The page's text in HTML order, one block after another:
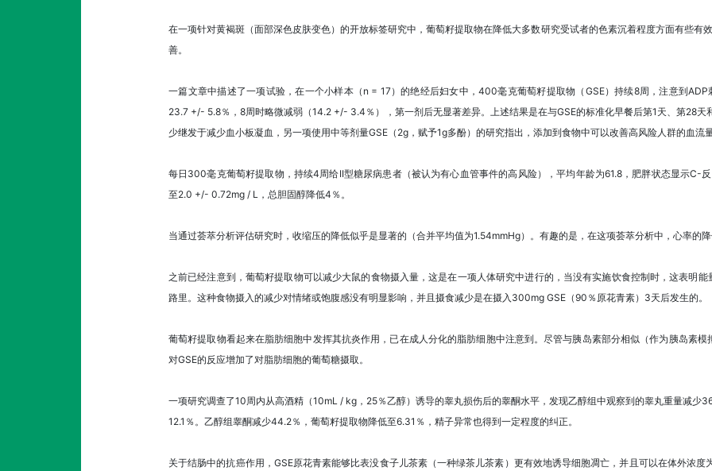
在一项针对黄褐斑（面部深色皮肤变色）的开放标签研究中，葡萄籽提取物在降低大多数研究受试者的色素沉着程度方面有些有
善。
一篇文章中描述了一项试验，在一个小样本（n = 17）的绝经后妇女中，400毫克葡萄籽提取物（GSE）持续8周，注意到
23.7 +/- 5.8％，8周时略微减弱（14.2 +/- 3.4％），第一剂后无显著差异。上述结果是在与GSE的标准化早餐后第1天、第28天
少继发于减少血小板凝血，另一项使用中等剂量GSE（2g，赋予1g多酚）的研究指出，添加到食物中可以改善高风险人群的血流量
每日300毫克葡萄籽提取物，持续4周给II型糖尿病患者（被认为有心血管事件的高风险），平均年龄为61.8，肥胖状态显示C-
至2.0 +/- 0.72mg / L，总胆固醇降低4％。
当通过荟萃分析评估研究时，收缩压的降低似乎是显著的（合并平均值为1.54mmHg）。有趣的是，在这项荟萃分析中，心率的降
之前已经注意到，葡萄籽提取物可以减少大鼠的食物摄入量，这是在一项人体研究中进行的，当没有实施饮食控制时，这表明
路里。这种食物摄入的减少对情绪或饱腹感没有明显影响，并且摄食减少是在摄入300mg GSE（90％原花青素）3天后发生的。
葡萄籽提取物看起来在脂肪细胞中发挥其抗炎作用，已在成人分化的脂肪细胞中注意到。尽管与胰岛素部分相似（作为胰岛素
对GSE的反应增加了对脂肪细胞的葡萄糖摄取。
一项研究调查了10周内从高酒精（10mL / kg，25％乙醇）诱导的睾丸损伤后的睾酮水平，发现乙醇组中观察到的睾丸重量减少
12.1％。乙醇组睾酮减少44.2％，葡萄籽提取物降低至6.31％，精子异常也得到一定程度的纠正。
关于结肠中的抗癌作用，GSE原花青素能够比表没食子儿茶素（一种绿茶儿茶素）更有效地诱导细胞凋亡，并且可以在体外浓